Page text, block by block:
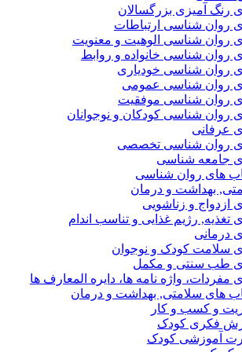
رنگ آمیزی بزرگسالان
روان شناسی ارتباطات
روان شناسی الوهیت و معنویت
روان شناسی خانواده و روابط
روان شناسی خودیاری
روان شناسی عمومی
روان شناسی موفقیت
روان شناسی کودکان و نوجوانان
عرفانی
روان شناسی تخصصی
جامعه شناسی
های روان شناسی
بهداشت و درمان
ازدواج و زناشویی
تغذیه, رژیم غذایی و تناسب اندام
درمانی
سلامت کودک و نوجوان
طب سنتی و مکمل
مفردات، واژه نامه ها، دایره المعارف ها
های سلامتی, بهداشت و درمان
و کسب و کار
فکری کودک
آموزشی کودک